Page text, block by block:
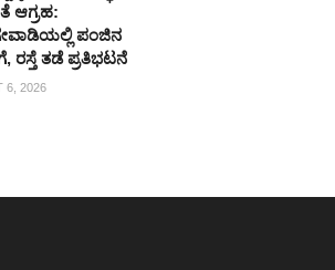
ಆಗ್ರಹ:
ಪಂಜಿನ
ತಡೆ ಪ್ರತಿಭಟನೆ
6, 2026